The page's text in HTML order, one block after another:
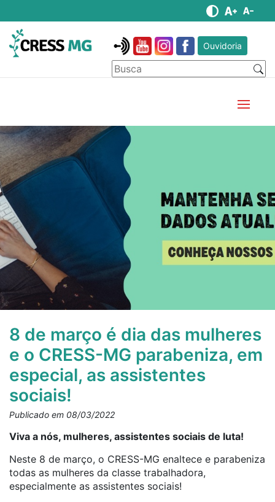
Ouvidoria
8 de março é dia das mulheres
e o CRESS-MG parabeniza, em
especial, as assistentes
sociais!
Publicado em 08/03/2022
Viva a nós, mulheres, assistentes sociais de luta!
Neste 8 de março, o CRESS-MG enaltece e parabeniza
todas as mulheres da classe trabalhadora,
especialmente as assistentes sociais!